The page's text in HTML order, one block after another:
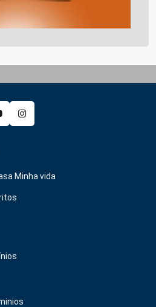
Minha vida